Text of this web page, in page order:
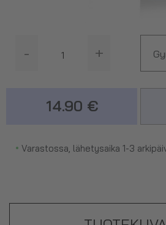
- +
14.90 €
• Varastossa, lähetysaika 1-3